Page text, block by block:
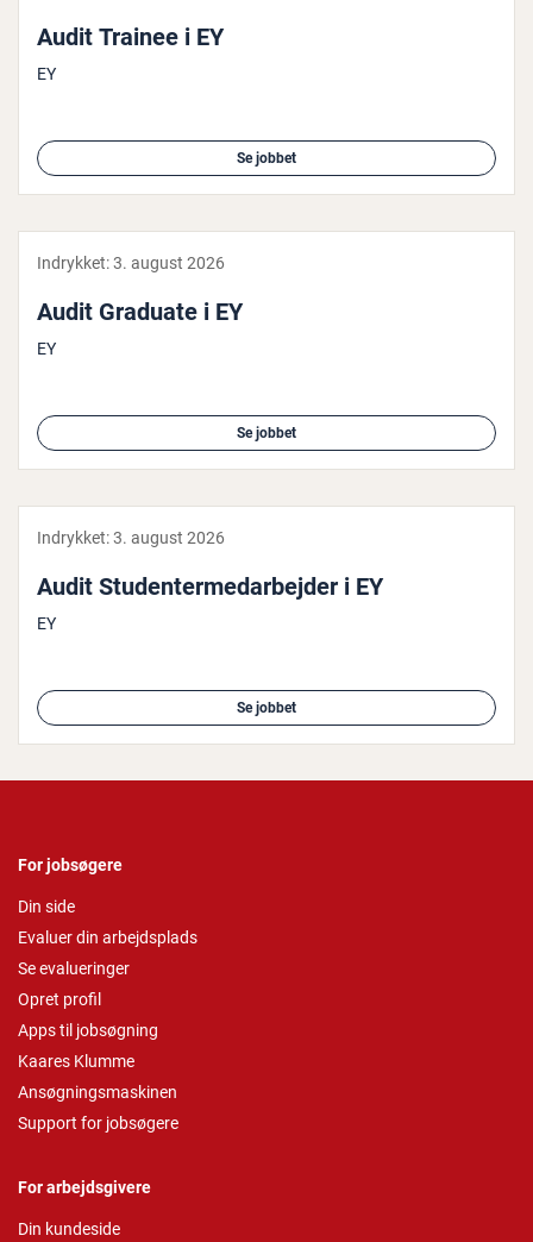
Audit Trainee i EY
EY
Se jobbet
Indrykket:3. august 2026
Audit Graduate i EY
EY
Se jobbet
Indrykket:3. august 2026
Audit Stu­den­ter­me­d­ar­bej­der i EY
EY
Se jobbet
For jobsøgere
Din side
Evaluer din arbejdsplads
Se evalueringer
Opret profil
Apps til jobsøgning
Kaares Klumme
Ansøgningsmaskinen
Support for jobsøgere
For arbejdsgivere
Din kundeside